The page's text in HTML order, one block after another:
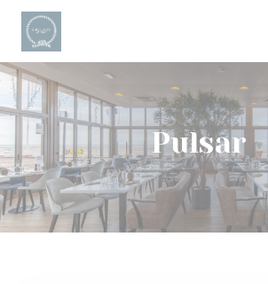
Personalización de sus opciones de cookies
Pulsar